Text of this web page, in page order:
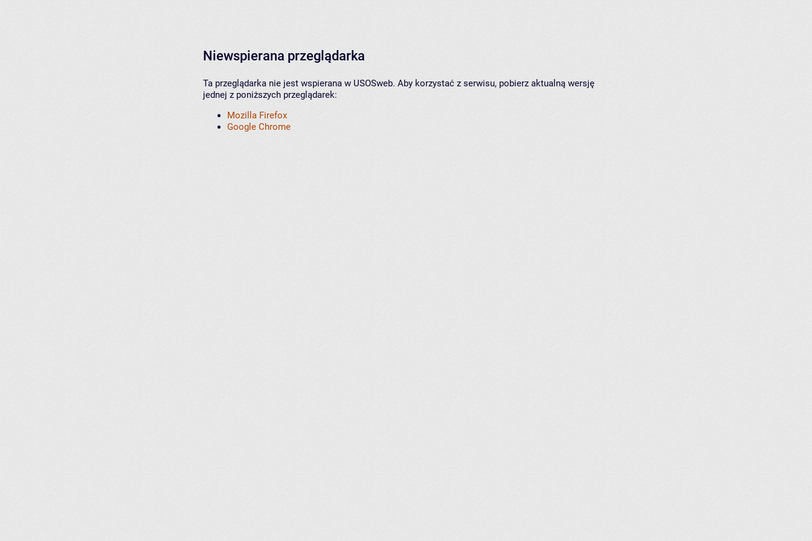
Niewspierana przeglądarka
Ta przeglądarka nie jest wspierana w USOSweb. Aby korzystać z serwisu, pobierz aktualną wersję
jednej z poniższych przeglądarek:
Mozilla Firefox
Google Chrome